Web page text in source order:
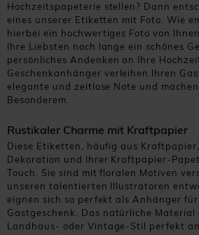
Hochzeitspapeterie stellen? Dann
eines unserer Etiketten mit Foto. Wie
hierbei ein hochwertiges Foto von
Ihre Liebsten noch lange ein schönes
persönliches Andenken an Ihre
Geschenkanhänger verleihen Ihren
elegante und zeitlose Note und
Besonderem.
Rustikaler Charme mit Kraftpapier
Diese Etiketten, häufig aus
Dekoration und Ihrer Kraftpapier-
Touch. Sie sind mit floralen Motiven
unseren talentierten Illustratoren
eignen sich so perfekt als Anhänger
Gastgeschenk. Das natürliche Material
Landhaus- oder Vintage-Stil perfekt